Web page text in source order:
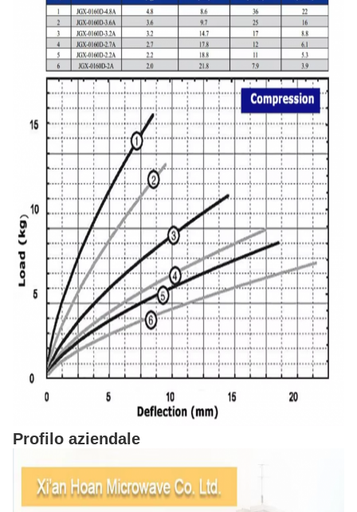
Profilo aziendale